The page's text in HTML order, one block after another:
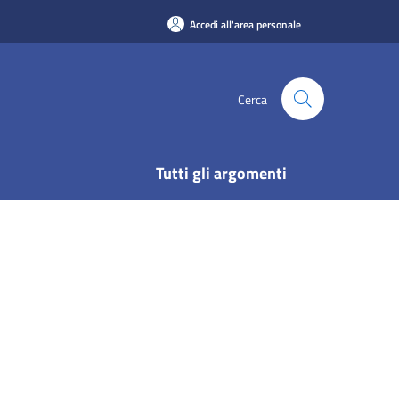
Accedi all'area personale
Cerca
Tutti gli argomenti